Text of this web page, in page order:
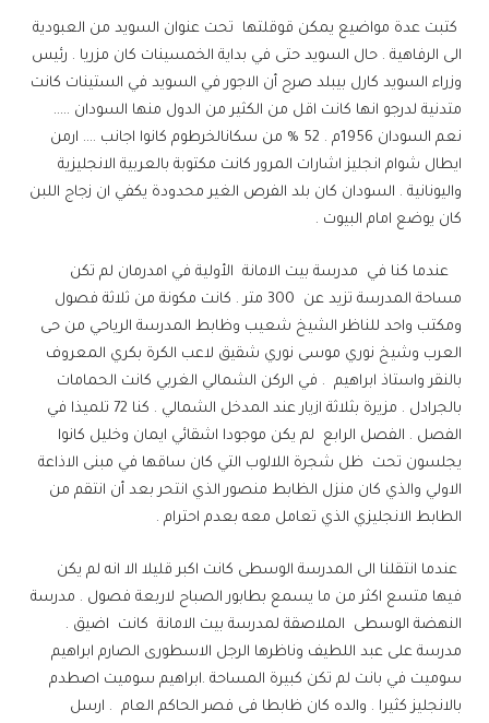
كتبت عدة مواضيع يمكن قوقلتها تحت عنوان السويد من العبودية
الى الرفاهية . حال السويد حتى في بداية الخمسينات كان مزريا . رئيس
وزراء السويد كارل بيبلد صرح أن الاجور في السويد في الستينات كانت
متدنية لدرجو انها كانت اقل من الكثير من الدول منها السودان …..
نعم السودان 1956م . 52 % من سكانالخرطوم كانوا اجانب …. ارمن
ايطال شوام انجليز اشارات المرور كانت مكتوبة بالعربية الانجليزية
واليونانية . السودان كان بلد الفرص الغير محدودة يكفي ان زجاج اللبن
كان يوضع امام البيوت .
عندما كنا في مدرسة بيت الامانة الأولية في امدرمان لم تكن
مساحة المدرسة تزيد عن 300 متر . كانت مكونة من ثلاثة فصول
ومكتب واحد للناظر الشيخ شعيب وظابط المدرسة الرياحي من حى
العرب وشيخ نوري موسى نوري شقيق لاعب الكرة بكري المعروف
بالنقر واستاذ ابراهيم . في الركن الشمالي الغربي كانت الحمامات
بالجرادل . مزيرة بثلاثة ازيار عند المدخل الشمالي . كنا 72 تلميذا في
الفصل . الفصل الرابع لم يكن موجودا اشقائي ايمان وخليل كانوا
يجلسون تحت ظل شجرة اللالوب التي كان ساقها في مبنى الاذاعة
الاولي والذي كان منزل الظابط منصور الذي انتحر بعد أن انتقم من
الطابط الانجليزي الذي تعامل معه بعدم احترام .
عندما انتقلنا الى المدرسة الوسطى كانت اكبر قليلا الا انه لم يكن
فيها متسع اكثر من ما يسمع بطابور الصباح لاربعة فصول . مدرسة
النهضة الوسطى الملاصقة لمدرسة بيت الامانة كانت اضيق .
مدرسة على عبد اللطيف وناظرها الرجل الاسطورى الصارم ابراهيم
سوميت في بانت لم تكن كبيرة المساحة .ابراهيم سوميت اصطدم
بالانجليز كثيرا . والده كان ظابطا فى فصر الحاكم العام . ارسل